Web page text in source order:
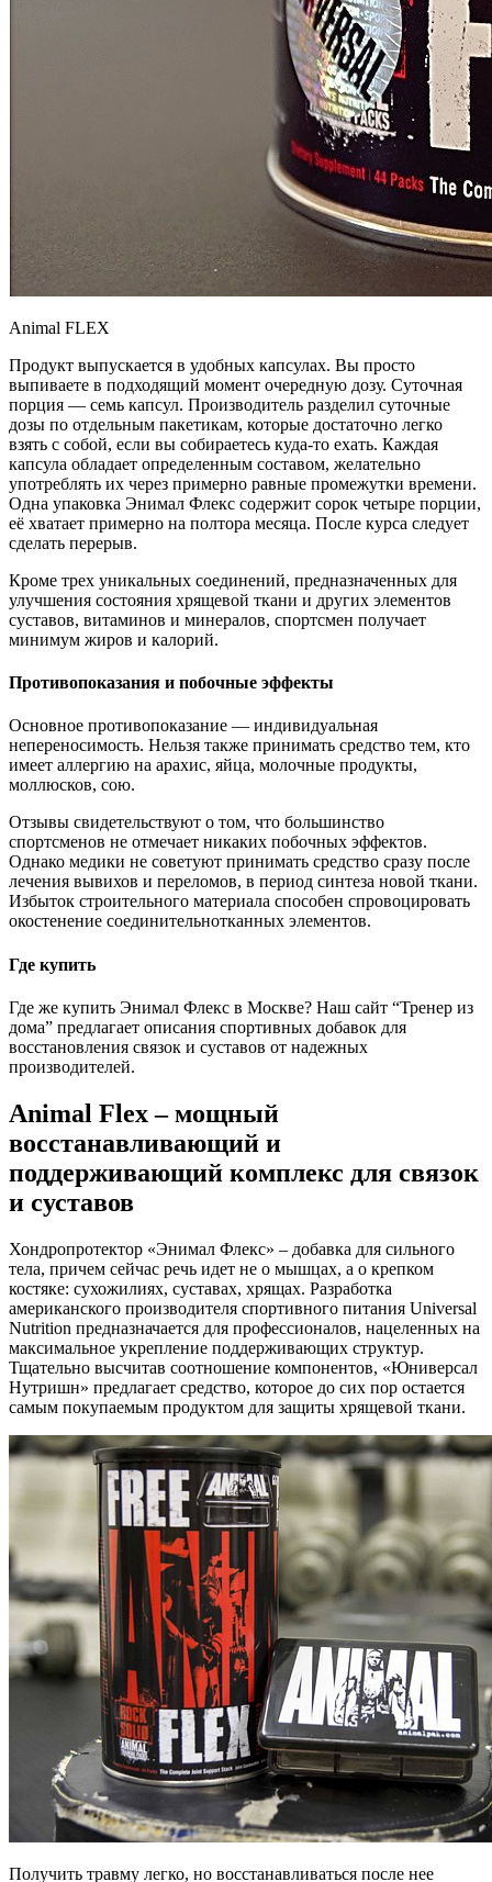
Animal FLEX
Продукт выпускается в удобных капсулах. Вы просто
выпиваете в подходящий момент очередную дозу. Суточная
порция — семь капсул. Производитель разделил суточные
дозы по отдельным пакетикам, которые достаточно легко
взять с собой, если вы собираетесь куда-то ехать. Каждая
капсула обладает определенным составом, желательно
употреблять их через примерно равные промежутки времени.
Одна упаковка Энимал Флекс содержит сорок четыре порции,
её хватает примерно на полтора месяца. После курса следует
сделать перерыв.
Кроме трех уникальных соединений, предназначенных для
улучшения состояния хрящевой ткани и других элементов
суставов, витаминов и минералов, спортсмен получает
минимум жиров и калорий.
Противопоказания и побочные эффекты
Основное противопоказание — индивидуальная
непереносимость. Нельзя также принимать средство тем, кто
имеет аллергию на арахис, яйца, молочные продукты,
моллюсков, сою.
Отзывы свидетельствуют о том, что большинство
спортсменов не отмечает никаких побочных эффектов.
Однако медики не советуют принимать средство сразу после
лечения вывихов и переломов, в период синтеза новой ткани.
Избыток строительного материала способен спровоцировать
окостенение соединительнотканных элементов.
Где купить
Где же купить Энимал Флекс в Москве? Наш сайт “Тренер из
дома” предлагает описания спортивных добавок для
восстановления связок и суставов от надежных
производителей.
Animal Flex – мощный
восстанавливающий и
поддерживающий комплекс для связок
и суставов
Хондропротектор «Энимал Флекс» – добавка для сильного
тела, причем сейчас речь идет не о мышцах, а о крепком
костяке: сухожилиях, суставах, хрящах. Разработка
американского производителя спортивного питания Universal
Nutrition предназначается для профессионалов, нацеленных на
максимальное укрепление поддерживающих структур.
Тщательно высчитав соотношение компонентов, «Юниверсал
Нутришн» предлагает средство, которое до сих пор остается
самым покупаемым продуктом для защиты хрящевой ткани.
Получить травму легко, но восстанавливаться после нее